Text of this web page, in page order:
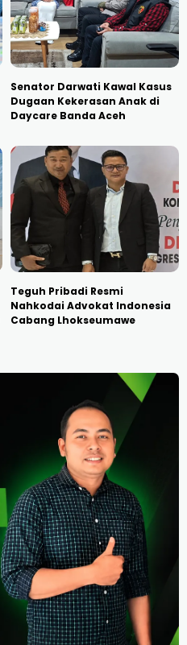
Senator Darwati Kawal Kasus
Dugaan Kekerasan Anak di
Daycare Banda Aceh
Teguh Pribadi Resmi
Nahkodai Advokat Indonesia
Cabang Lhokseumawe